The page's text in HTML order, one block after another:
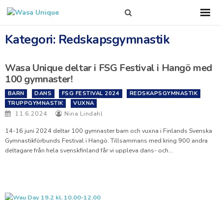
this
Kategori: Redskapsgymnastik
Wasa Unique deltar i FSG Festival i Hangö med
100 gymnaster!
BARN DANS FSG FESTIVAL 2024
REDSKAPSGYMNASTIK
TRUPPGYMNASTIK
VUXNA
11.6.2024 Nina Lindahl
14-16 juni 2024 deltar 100 gymnaster barn och vuxna i Finlands Svenska
Gymnastikförbunds Festival i Hangö. Tillsammans med kring 900 andra
deltagare från hela svenskfinland får vi uppleva dans- och…